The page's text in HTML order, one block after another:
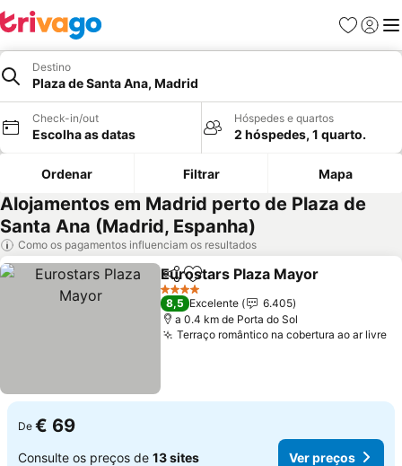
Favoritos
Iniciar
Destino
Plaza de Santa Ana, Madrid
Check-in/out
Escolha as datas
Hóspedes e quartos
2 hóspedes, 1 quarto.
Ordenar Filtrar Mapa
Alojamentos em Madrid perto de Plaza de
Santa Ana (Madrid, Espanha)
Como os pagamentos influenciam os resultados
PartilharAdicionar aos favoritos
Eurostars Plaza Mayor
4 Estrelas
8,5 Excelente
6.405
a 0.4 km de Porta do Sol
Terraço romântico na cobertura ao ar livre
De € 69
Consulte os preços de 13 sites Ver preços